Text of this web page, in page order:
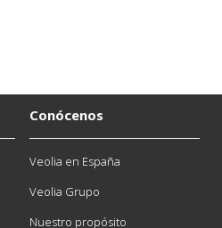
Conócenos
Veolia en España
Veolia Grupo
Nuestro propósito